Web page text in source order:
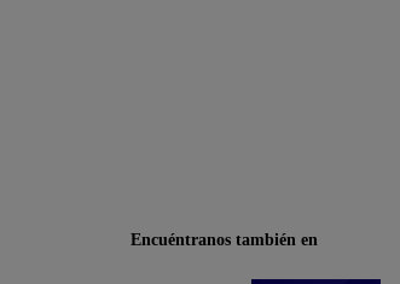
Encuéntranos también en